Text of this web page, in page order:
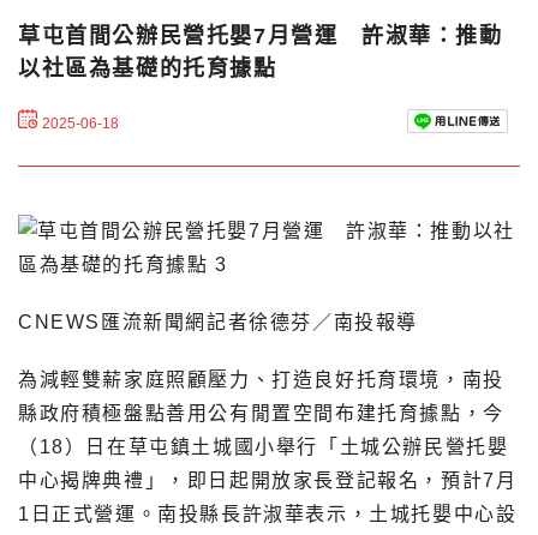
草屯首間公辦民營托嬰7月營運 許淑華：推動
以社區為基礎的托育據點
2025-06-18
CNEWS匯流新聞網記者徐德芬／南投報導
為減輕雙薪家庭照顧壓力、打造良好托育環境，南投
縣政府積極盤點善用公有閒置空間布建托育據點，今
（18）日在草屯鎮土城國小舉行「土城公辦民營托嬰
中心揭牌典禮」，即日起開放家長登記報名，預計7月
1日正式營運。南投縣長許淑華表示，土城托嬰中心設